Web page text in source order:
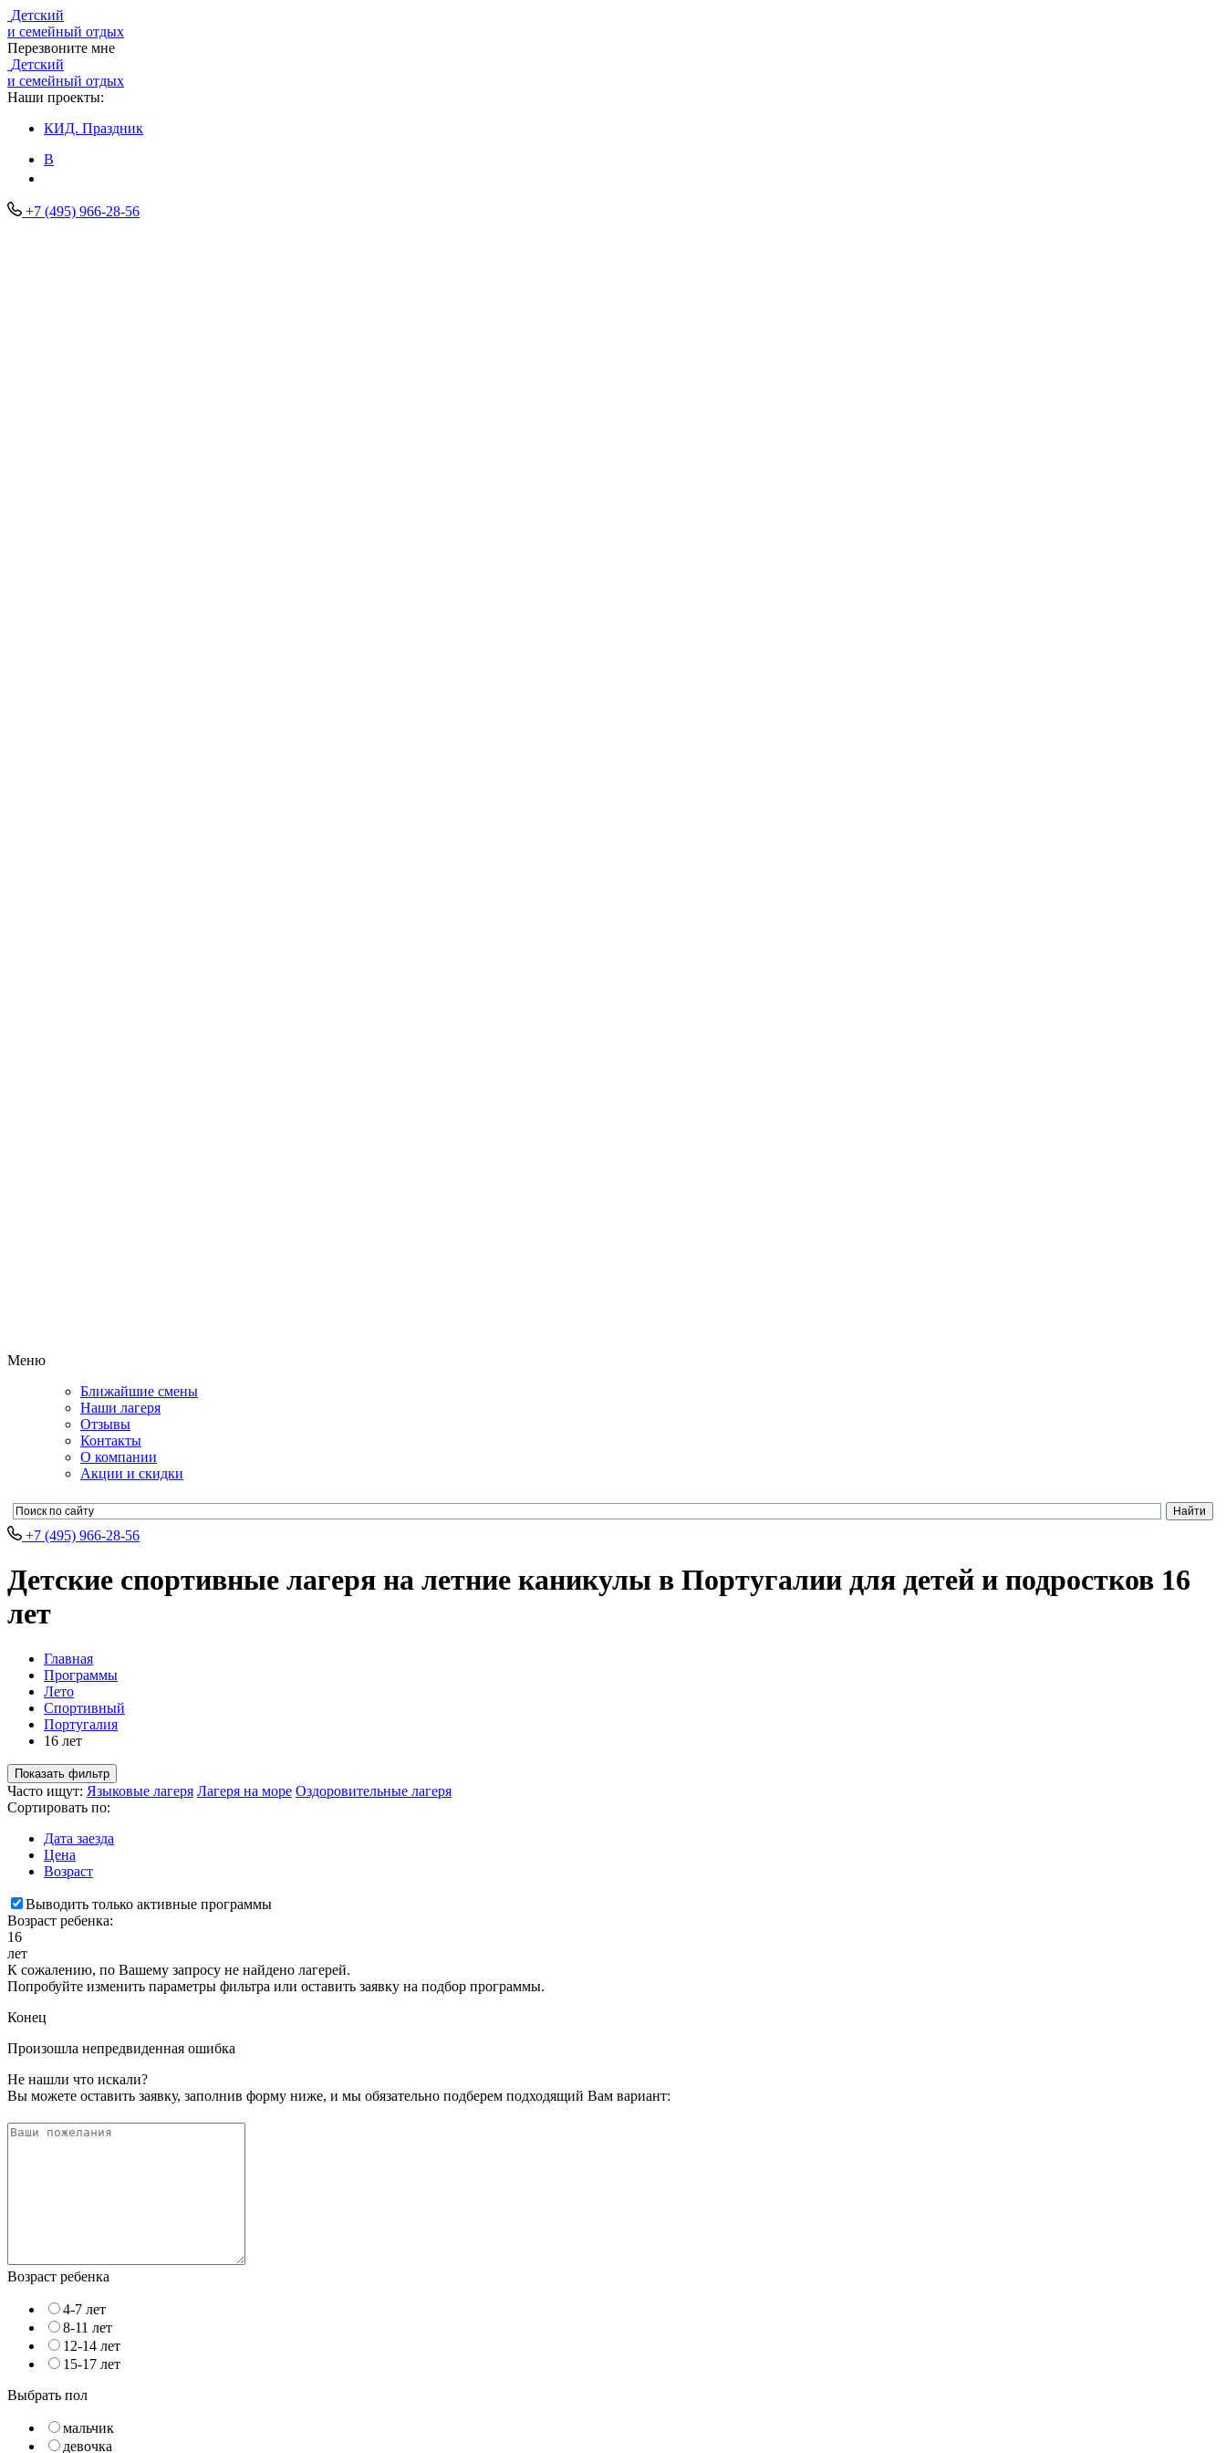
Детский
и семейный отдых
Перезвоните мне
Детский
и семейный отдых
Наши проекты:
КИД. Праздник
В
+7 (495) 966-28-56
Меню
Ближайшие смены
Наши лагеря
Отзывы
Контакты
О компании
Акции и скидки
+7 (495) 966-28-56
Детские спортивные лагеря на летние каникулы в Португалии для детей и подростков 16
лет
Главная
Программы
Лето
Спортивный
Португалия
16 лет
Показать фильтр
Часто ищут: Языковые лагеря Лагеря на море Оздоровительные лагеря
Сортировать по:
Дата заезда
Цена
Возраст
Выводить только активные программы
Возраст ребенка:
16
лет
К сожалению, по Вашему запросу не найдено лагерей.
Попробуйте изменить параметры фильтра или оставить заявку на подбор программы.
Конец
Произошла непредвиденная ошибка
Не нашли что искали?
Вы можете оставить заявку, заполнив форму ниже, и мы обязательно подберем подходящий Вам вариант:
Возраст ребенка
4-7 лет
8-11 лет
12-14 лет
15-17 лет
Выбрать пол
мальчик
девочка